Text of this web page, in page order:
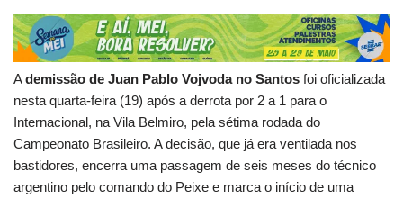
Ademissão de Juan Pablo Vojvoda no Santos foi oficializada
nesta quarta-feira (19) após a derrota por 2 a 1 para o
Internacional, na Vila Belmiro, pela sétima rodada do
Campeonato Brasileiro. A decisão, que já era ventilada nos
bastidores, encerra uma passagem de seis meses do técnico
argentino pelo comando do Peixe e marca o início de uma